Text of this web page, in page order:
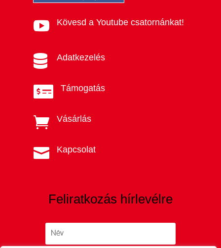
 Kövesd a Youtube csatornánkat!
 Adatkezelés
 Támogatás
 Vásárlás
 Kapcsolat
Feliratkozás hírlevélre